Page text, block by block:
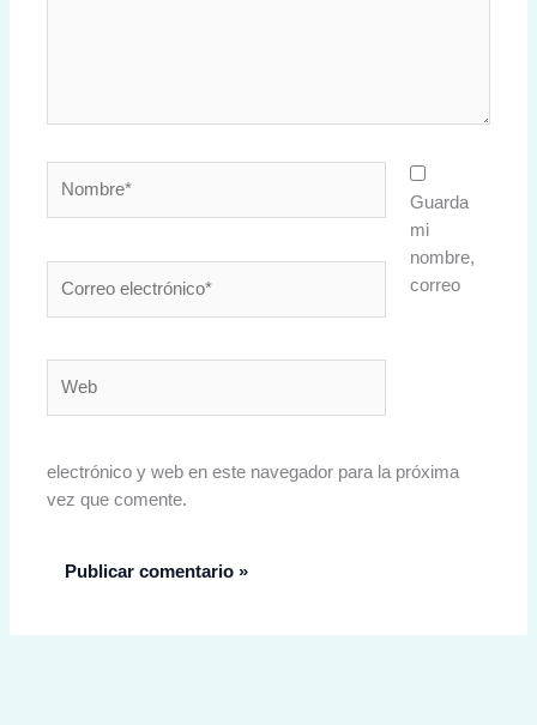
electrónico*
Guarda
mi
nombre,
correo
electrónico y web en este navegador para la próxima
vez que comente.